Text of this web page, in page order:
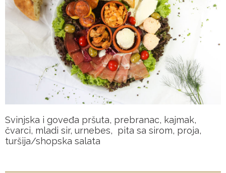
Svinjska i goveđa pršuta, prebranac, kajmak,
čvarci, mladi sir, urnebes, pita sa sirom, proja,
turšija/shopska salata